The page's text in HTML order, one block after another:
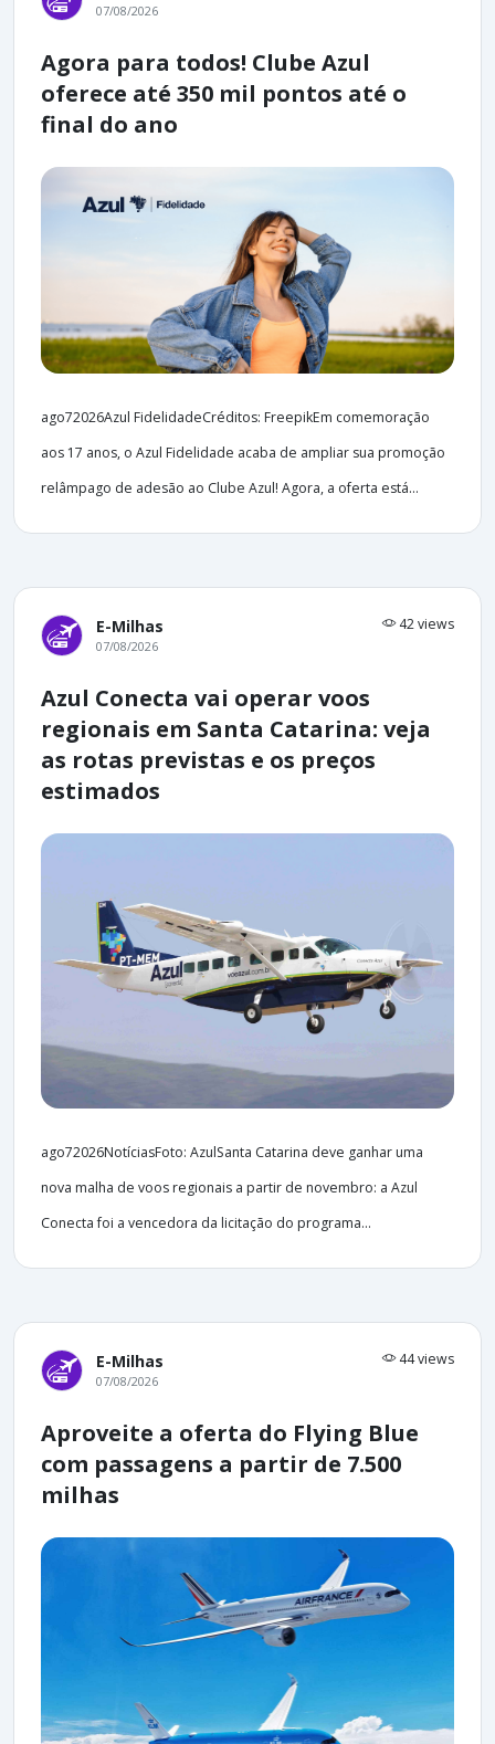
07/08/2026
Agora para todos! Clube Azul
oferece até 350 mil pontos até o
final do ano
ago72026Azul FidelidadeCréditos: FreepikEm comemoração
aos 17 anos, o Azul Fidelidade acaba de ampliar sua promoção
relâmpago de adesão ao Clube Azul! Agora, a oferta está...
E-Milhas 42 views
07/08/2026
Azul Conecta vai operar voos
regionais em Santa Catarina: veja
as rotas previstas e os preços
estimados
ago72026NotíciasFoto: AzulSanta Catarina deve ganhar uma
nova malha de voos regionais a partir de novembro: a Azul
Conecta foi a vencedora da licitação do programa...
E-Milhas 44 views
07/08/2026
Aproveite a oferta do Flying Blue
com passagens a partir de 7.500
milhas